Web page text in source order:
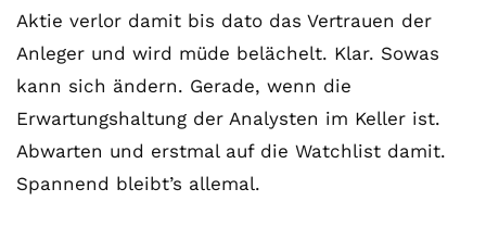
Aktie verlor damit bis dato das Vertrauen der
Anleger und wird müde belächelt. Klar. Sowas
kann sich ändern. Gerade, wenn die
Erwartungshaltung der Analysten im Keller ist.
Abwarten und erstmal auf die Watchlist damit.
Spannend bleibt’s allemal.